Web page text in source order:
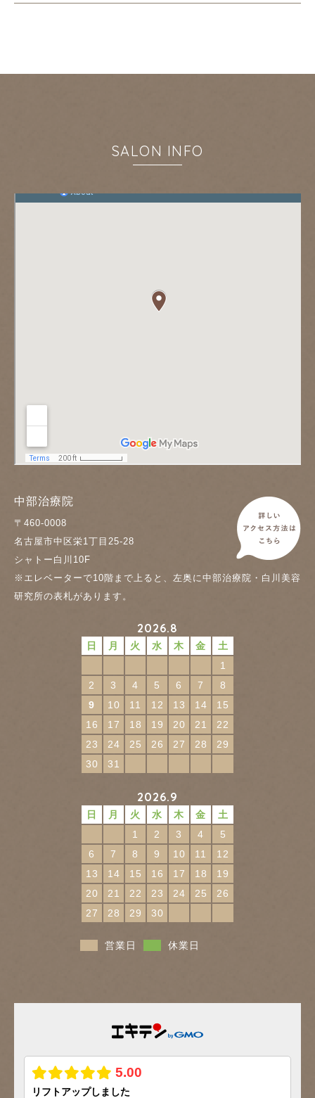
SALON INFO
中部治療院
〒460-0008
名古屋市中区栄1丁目25-28
シャトー白川10F
※エレベーターで10階まで上ると、左奥に中部治療院・白川美容
研究所の表札があります。
2026.8
日 月 火 水 木 金
土
1
2
3 4 5 6 7
8
9
10 11 12 13 14
15
16
17 18 19 20 21
22
23
24 25 26 27 28
29
30
31
2026.9
日 月 火 水 木 金
土
1
2 3 4
5
6
7 8 9 10 11
12
13
14 15 16 17 18
19
20
21 22 23 24 25
26
27
28 29 30
営業日 休業日